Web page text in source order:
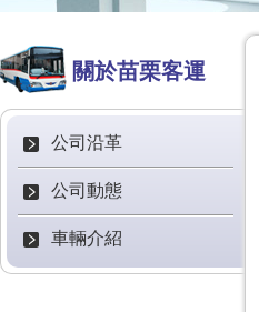
關於苗栗客運
公司沿革
公司動態
車輛介紹